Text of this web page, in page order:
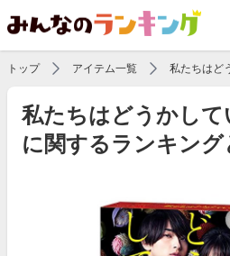
トップ アイテム一覧 私たちはど
私たちはどうかして
に関するランキング